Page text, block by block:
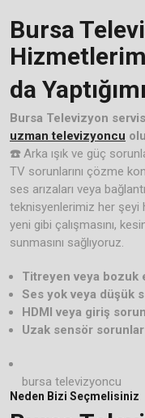
Bursa
da
Bursa Televizyon
uzman televizyoncu
☎️Arka ışık ve güç
TV sorunlarını çözme
ses arızaları veya
teknisyenlerimiz her şeyi
yeni gibi çalışmasını,
sunmasını sağlıyoruz.
Titreyen veya bozuk
Ses yok veya düşük
HDMI veya giriş
Uzak sensör
bursa televizyoncu
Neden Bizi Seçmelisiniz